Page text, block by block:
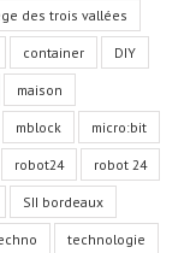
des trois vallées
container DIY
maison
mblock micro:bit
robot24 robot 24
SII bordeaux
technologie